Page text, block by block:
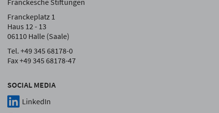
SOCIAL MEDIA
LinkedIn
Franckeplatz 1
Haus 12 - 13
06110 Halle (Saale)
Tel. +49 345 68178-0
Fax +49 345 68178-47